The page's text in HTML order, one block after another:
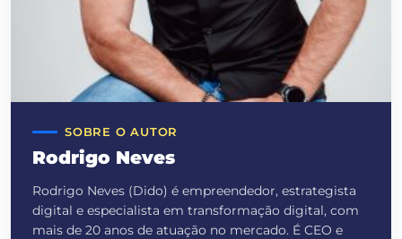
SOBRE O AUTOR
Rodrigo Neves
Rodrigo Neves (Dido) é empreendedor, estrategista
digital e especialista em transformação digital, com
mais de 20 anos de atuação no mercado. É CEO e